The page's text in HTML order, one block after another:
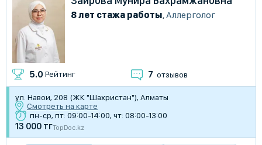
8 лет стажа работы Аллерголог
5.0 Рейтинг 7 отзывов
ул. Навои, 208 (ЖК "Шахристан"), Алматы
Смотреть на карте
пн-ср, пт: 09:00-14:00, чт: 08:00-13:00
13 000 тгTopDoc.kz